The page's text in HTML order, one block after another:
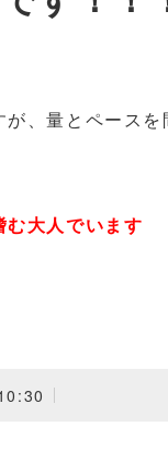
、量とペース
む大人でいます